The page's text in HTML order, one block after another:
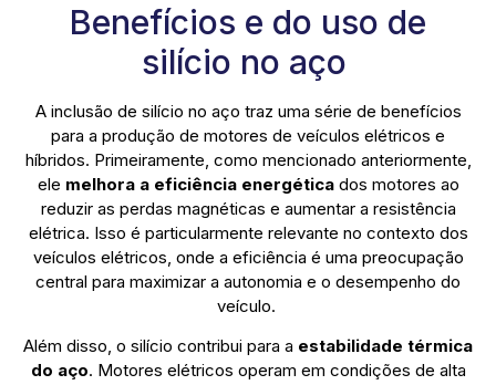
Benefícios e do uso de
silício no aço
A inclusão de silício no aço traz uma série de benefícios
para a produção de motores de veículos elétricos e
híbridos. Primeiramente, como mencionado anteriormente,
ele melhora a eficiência energéticados motores ao
reduzir as perdas magnéticas e aumentar a resistência
elétrica. Isso é particularmente relevante no contexto dos
veículos elétricos, onde a eficiência é uma preocupação
central para maximizar a autonomia e o desempenho do
veículo.
Além disso, o silício contribui para a estabilidade térmica
do aço. Motores elétricos operam em condições de alta